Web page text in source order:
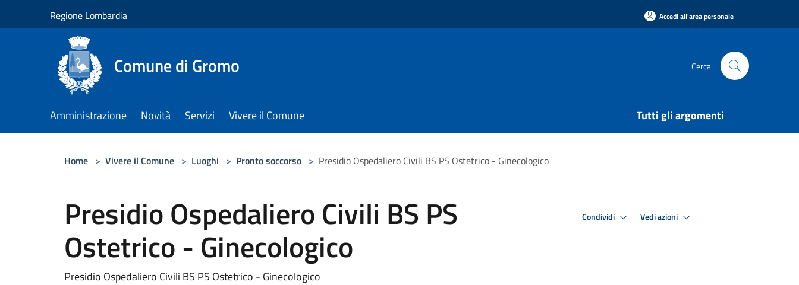
Regione Lombardia Accedi all'area personale
Comune di Gromo Cerca
Amministrazione Novità Servizi Vivere il Comune Tutti gli argomenti
Home > Vivere il Comune > Luoghi > Pronto soccorso > Presidio Ospedaliero Civili BS PS Ostetrico - Ginecologico
Presidio Ospedaliero Civili BS PS
Ostetrico - Ginecologico
Presidio Ospedaliero Civili BS PS Ostetrico - Ginecologico
Condividi Vedi azioni